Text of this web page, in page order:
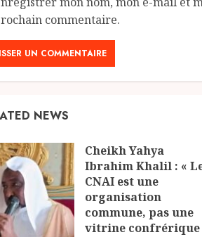
commentaire.
NEWS
Cheikh Yahya
Ibrahim Khalil : «
CNAI est une
organisation
commune, pas une
vitrine confrérique